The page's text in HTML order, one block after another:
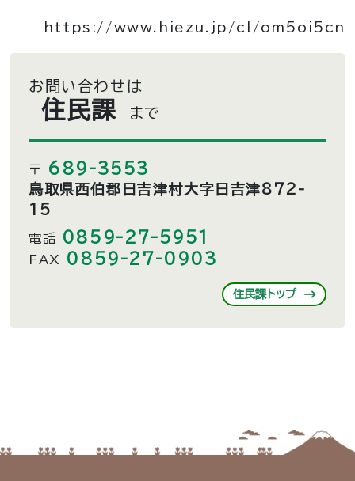
https://www.hiezu.jp/cl/om5oi5cn
お問い合わせは
住民課 まで
〒 689-3553
鳥取県西伯郡日吉津村大字日吉津872-
15
電話 0859-27-5951
FAX 0859-27-0903
住民課トップ